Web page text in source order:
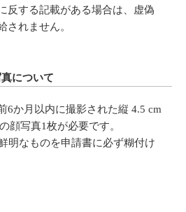
反する記載がある場合は、虚偽
されません。
について
6か月以内に撮影された縦 4.5 cm
顔写真1枚が必要です。
明なものを申請書に必ず糊付け